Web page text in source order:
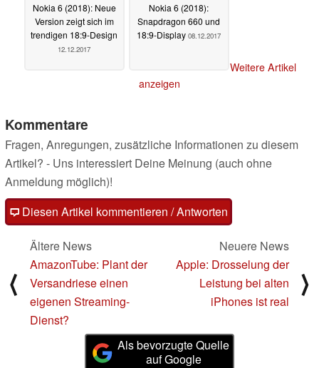
Nokia 6 (2018): Neue
Version zeigt sich im
trendigen 18:9-Design
12.12.2017
Nokia 6 (2018):
Snapdragon 660 und
18:9-Display 08.12.2017
Weitere Artikel
anzeigen
Kommentare
Fragen, Anregungen, zusätzliche Informationen zu diesem
Artikel? - Uns interessiert Deine Meinung (auch ohne
Anmeldung möglich)!
Diesen Artikel kommentieren / Antworten
⟨
Ältere News
AmazonTube: Plant der
Versandriese einen
eigenen Streaming-
Dienst?
Neuere News
Apple: Drosselung der
Leistung bei alten
iPhones ist real
⟩
Als bevorzugte Quelle
auf Google